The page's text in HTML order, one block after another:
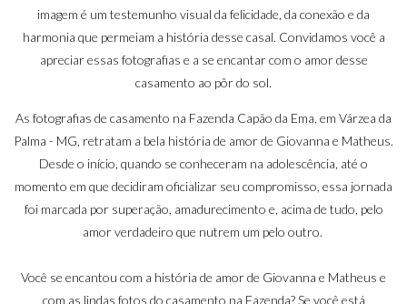
imagem é um testemunho visual da felicidade, da conexão e da
harmonia que permeiam a história desse casal. Convidamos você a
apreciar essas fotografias e a se encantar com o amor desse
casamento ao pôr do sol.
As fotografias de casamento na Fazenda Capão da Ema, em Várzea da
Palma - MG, retratam a bela história de amor de Giovanna e Matheus.
Desde o início, quando se conheceram na adolescência, até o
momento em que decidiram oficializar seu compromisso, essa jornada
foi marcada por superação, amadurecimento e, acima de tudo, pelo
amor verdadeiro que nutrem um pelo outro.
Você se encantou com a história de amor de Giovanna e Matheus e
com as lindas fotos do casamento na Fazenda? Se você está